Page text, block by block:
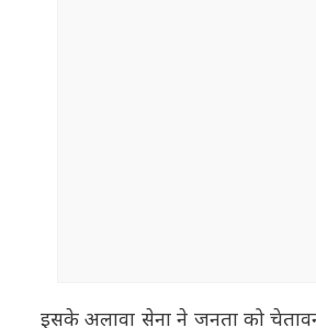
इसके अलावा सेना ने जनता को